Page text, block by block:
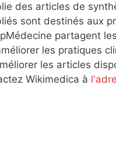
des articles de
sont destinés aux
partagent
les pratiques
les articles
Wikimedica à